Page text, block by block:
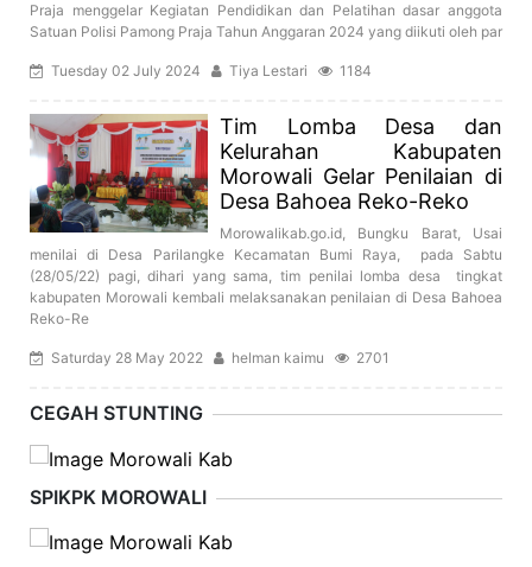
Praja menggelar Kegiatan Pendidikan dan Pelatihan dasar anggota
Satuan Polisi Pamong Praja Tahun Anggaran 2024 yang diikuti oleh par
Tuesday 02 July 2024 Tiya Lestari 1184
Tim Lomba Desa dan
Kelurahan Kabupaten
Morowali Gelar Penilaian di
Desa Bahoea Reko-Reko
Morowalikab.go.id, Bungku Barat, Usai
menilai di Desa Parilangke Kecamatan Bumi Raya, pada Sabtu
(28/05/22) pagi, dihari yang sama, tim penilai lomba desa tingkat
kabupaten Morowali kembali melaksanakan penilaian di Desa Bahoea
Reko-Re
Saturday 28 May 2022 helman kaimu 2701
CEGAH STUNTING
SPIKPK MOROWALI